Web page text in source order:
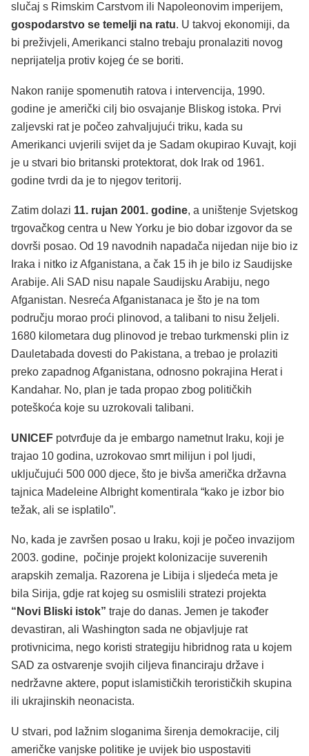
slučaj s Rimskim Carstvom ili Napoleonovim imperijem,
gospodarstvo se temelji na ratu. U takvoj ekonomiji, da
bi preživjeli, Amerikanci stalno trebaju pronalaziti novog
neprijatelja protiv kojeg će se boriti.
Nakon ranije spomenutih ratova i intervencija, 1990.
godine je američki cilj bio osvajanje Bliskog istoka. Prvi
zaljevski rat je počeo zahvaljujući triku, kada su
Amerikanci uvjerili svijet da je Sadam okupirao Kuvajt, koji
je u stvari bio britanski protektorat, dok Irak od 1961.
godine tvrdi da je to njegov teritorij.
Zatim dolazi 11. rujan 2001. godine, a uništenje Svjetskog
trgovačkog centra u New Yorku je bio dobar izgovor da se
dovrši posao. Od 19 navodnih napadača nijedan nije bio iz
Iraka i nitko iz Afganistana, a čak 15 ih je bilo iz Saudijske
Arabije. Ali SAD nisu napale Saudijsku Arabiju, nego
Afganistan. Nesreća Afganistanaca je što je na tom
području morao proći plinovod, a talibani to nisu željeli.
1680 kilometara dug plinovod je trebao turkmenski plin iz
Dauletabada dovesti do Pakistana, a trebao je prolaziti
preko zapadnog Afganistana, odnosno pokrajina Herat i
Kandahar. No, plan je tada propao zbog političkih
poteškoća koje su uzrokovali talibani.
UNICEF potvrđuje da je embargo nametnut Iraku, koji je
trajao 10 godina, uzrokovao smrt milijun i pol ljudi,
uključujući 500 000 djece, što je bivša američka državna
tajnica Madeleine Albright komentirala “kako je izbor bio
težak, ali se isplatilo”.
No, kada je završen posao u Iraku, koji je počeo invazijom
2003. godine, počinje projekt kolonizacije suverenih
arapskih zemalja. Razorena je Libija i sljedeća meta je
bila Sirija, gdje rat kojeg su osmislili stratezi projekta
“Novi Bliski istok” traje do danas. Jemen je također
devastiran, ali Washington sada ne objavljuje rat
protivnicima, nego koristi strategiju hibridnog rata u kojem
SAD za ostvarenje svojih ciljeva financiraju države i
nedržavne aktere, poput islamističkih terorističkih skupina
ili ukrajinskih neonacista.
U stvari, pod lažnim sloganima širenja demokracije, cilj
američke vanjske politike je uvijek bio uspostaviti